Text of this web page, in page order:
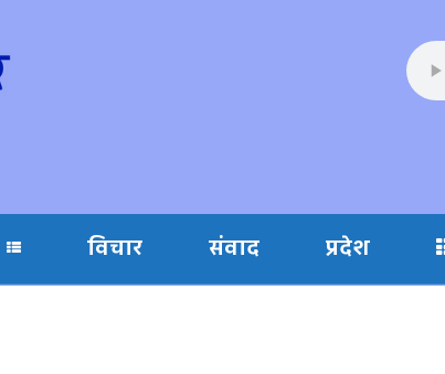
विचार संवाद प्रदेश